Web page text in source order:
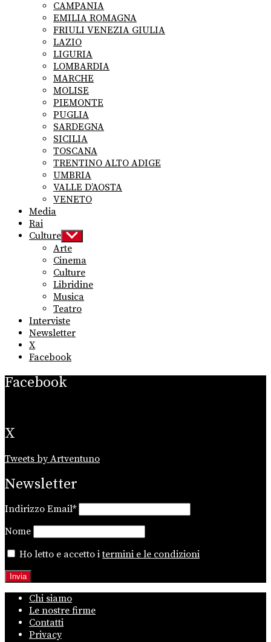
CAMPANIA
EMILIA ROMAGNA
FRIULI VENEZIA GIULIA
LAZIO
LIGURIA
LOMBARDIA
MARCHE
MOLISE
PIEMONTE
PUGLIA
SARDEGNA
SICILIA
TOSCANA
TRENTINO ALTO ADIGE
UMBRIA
VALLE D’AOSTA
VENETO
Media
Rai
Culture Show
sub
menu
Arte
Cinema
Culture
Libridine
Musica
Teatro
Interviste
Newsletter
X
Facebook
Facebook
X
Tweets by Artventuno
Newsletter
Indirizzo Email*
Nome
Ho letto e accetto itermini e le condizioni
Chi siamo
Le nostre firme
Contatti
Privacy